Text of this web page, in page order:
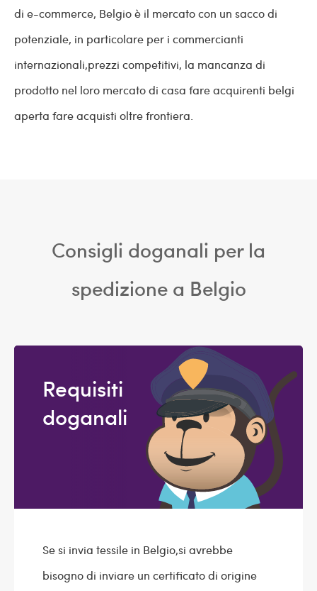
di e-commerce, Belgio è il mercato con un sacco di
potenziale, in particolare per i commercianti
internazionali,prezzi competitivi, la mancanza di
prodotto nel loro mercato di casa fare acquirenti belgi
aperta fare acquisti oltre frontiera.
Consigli doganali per la
spedizione a Belgio
Requisiti
doganali
Se si invia tessile in Belgio,si avrebbe
bisogno di inviare un certificato di origine